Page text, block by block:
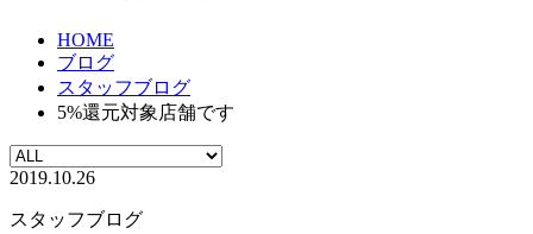
HOME
ブログ
スタッフブログ
5%還元対象店舗です
2019.10.26
スタッフブログ